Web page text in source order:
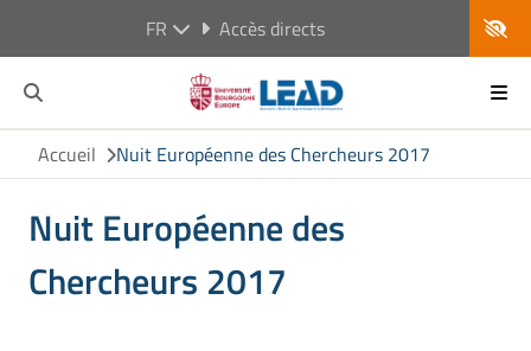
FR Accès directs
Accueil Nuit Européenne des Chercheurs 2017
Nuit Européenne des
Chercheurs 2017